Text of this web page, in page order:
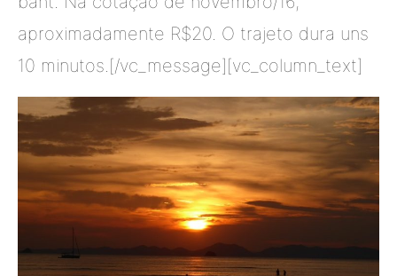
aproximadamente R$20. O trajeto dura uns
10 minutos.[/vc_message][vc_column_text]